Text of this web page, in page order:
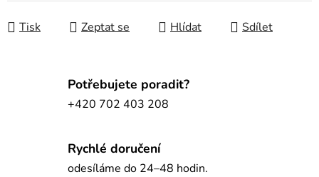
Tisk Zeptat se Hlídat Sdílet
Potřebujete poradit?
+420 702 403 208
Rychlé doručení
odesíláme do 24–48 hodin.